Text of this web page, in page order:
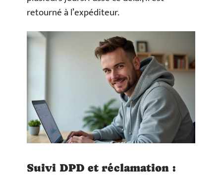
retourné à l’expéditeur.
Suivi DPD et réclamation :